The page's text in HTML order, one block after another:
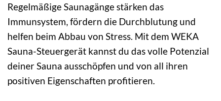
Regelmäßige Saunagänge stärken das
Immunsystem, fördern die Durchblutung und
helfen beim Abbau von Stress. Mit dem WEKA
Sauna-Steuergerät kannst du das volle Potenzial
deiner Sauna ausschöpfen und von all ihren
positiven Eigenschaften profitieren.